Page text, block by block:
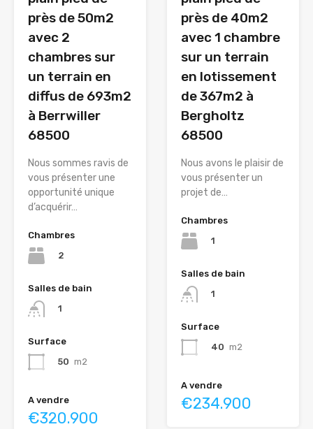
près de 50m2
avec 2
chambres sur
un terrain en
diffus de 693m2
à Berrwiller
68500
Nous sommes ravis de
vous présenter une
opportunité unique
d’acquérir…
Chambres
2
Salles de bain
1
Surface
50 m2
A vendre
€320.900
près de 40m2
avec 1 chambre
sur un terrain
en lotissement
de 367m2 à
Bergholtz
68500
Nous avons le plaisir de
vous présenter un
projet de…
Chambres
1
Salles de bain
1
Surface
40 m2
A vendre
€234.900